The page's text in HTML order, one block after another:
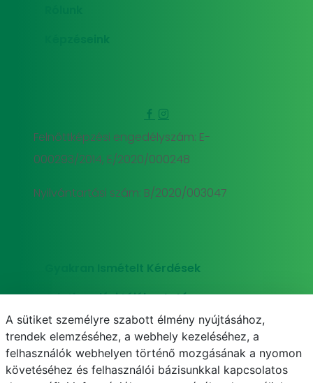
Felnőttképzési engedélyszám: E-
000293/2014, E/2020/000248
Nyilvántartási szám: B/2020/003047
Gyakran Ismételt Kérdések
Adatkezelési tájékoztató
Süti (cookie) tájékoztató
A sütiket személyre szabott élmény nyújtásához,
trendek elemzéséhez, a webhely kezeléséhez, a
felhasználók webhelyen történő mozgásának a nyomon
követéséhez és felhasználói bázisunkkal kapcsolatos